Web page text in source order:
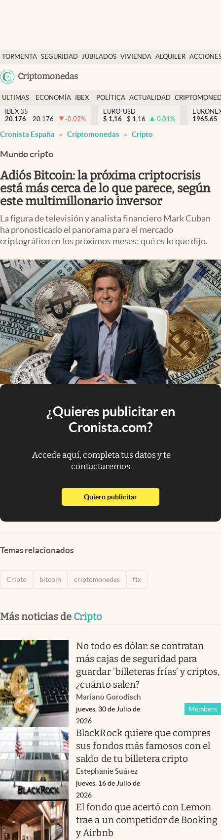
TORMENTA SEGURIDAD JUBILADOS VIVIENDA ALQUILER
USA
Criptomonedas
Economía y finanzas
Política
Actualidad
Criptomonedas
España
ULTIMAS
NOTICIAS
ECONOMÍA
FINANZAS
IBEX
EURO
POLÍTICA ACTUALIDAD
IBEX 35
20.176
20.176 -0.02%
EURO-USD
$ 1,16 $ 1,16 0.01%
1965,65
Cronista España Criptomonedas Cripto
Mundo cripto
Adiós Bitcoin: la próxima criptocrisis
está más cerca de lo que parece, según
este multimillonario inversor
La figura de televisión y analista financiero Mark Cuban
ha pronosticado el panorama para el mercado
criptográfico en los próximos meses; qué es lo que dijo.
¿Quieres publicitar en
Cronista.com?
Accede aquí, completa tus datos y te
contactaremos.
Quiero publicitarabre en nueva pestaña
Temas relacionados
Cripto bitcoin criptomonedas ftx
Más noticias de Cripto
No todo es dólar: se contratan
más cajas de seguridad para
guardar ‘billeteras frías’ y criptos,
¿cuánto salen?
Mariano Gorodisch
Members
jueves, 30 de Julio de
2026
BlackRock quiere que compres
sus fondos más famosos con el
saldo de tu billetera cripto
Estephanie Suárez
jueves, 16 de Julio de
2026
El fondo que acertó con Lemon
trae a un competidor de Booking
y Airbnb